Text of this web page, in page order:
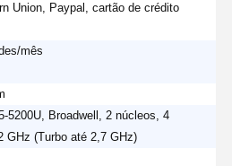
Union, Paypal, cartão de crédito
mês
5200U, Broadwell, 2 núcleos, 4
GHz (Turbo até 2,7 GHz)